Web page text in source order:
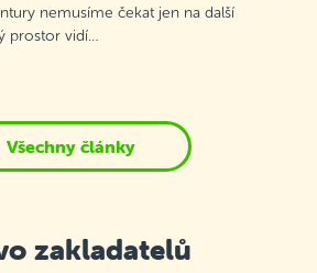
nemusíme čekat jen na další
prostor vidí…
Všechny články
zakladatelů